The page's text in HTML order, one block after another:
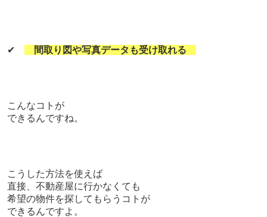
✔ 間取り図や写真データも受け取れる
こんなコトが
できるんですね。
こうした方法を使えば
直接、不動産屋に行かなくても
希望の物件を探してもらうコトが
できるんですよ。